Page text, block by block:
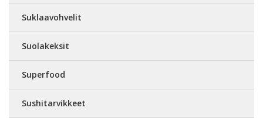
Suklaavohvelit
Suolakeksit
Superfood
Sushitarvikkeet